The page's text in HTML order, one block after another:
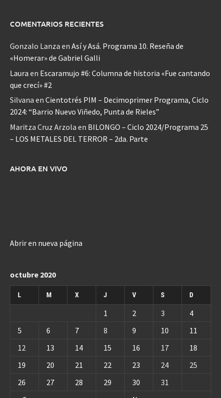
COMENTARIOS RECIENTES
Gonzalo Lanza en Así y Asá. Programa 10. Reseña de
«Homerar» de Gabriel Galli
Laura en Escaramujo #6: Columna de historia «Fue cantando
que crecí» #2
Silvana en Cientotrés PIM – Decimoprimer Programa, Ciclo
2024: “Barrio Nuevo Viñedo, Punta de Rieles”
Maritza Cruz Arzola en BILONGO – Ciclo 2024/Programa 25
– LOS METALES DEL TERROR – 2da. Parte
AHORA EN VIVO
Abrir en nueva página
octubre 2020
L M X J V S D
1 2 3
4
5
6 7 8 9 10
11
12
13 14 15 16 17
18
19
20 21 22 23 24
25
26
27 28 29 30 31